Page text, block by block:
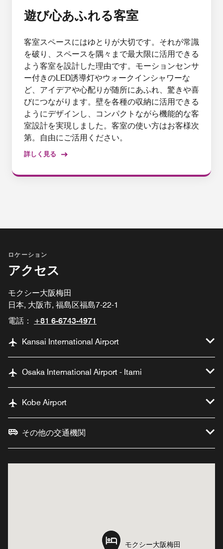
遊び心あふれる客室
客室スペースにはゆとりが大切です。それが常識
を破り、スペースを隅々まで最大限に活用できる
よう客室を設計した理由です。モーションセンサ
ー付きのLED誘導灯やウォークインシャワーな
ど、アイデアや心配りが随所にあふれ、驚きや喜
びにつながります。壁を各種の収納に活用できる
ようにデザインし、コンパクトながら機能的な客
室設計を実現しました。客室の使い方はお客様次
第。自由にご活用ください。
詳しく見る
ロケーション
アクセス
モクシー大阪梅田
日本, 大阪市, 福島区福島7-22-1
電話：
+81 6-6743-4971
Kansai International Airport
Osaka International Airport - Itami
Kobe Airport
その他の交通機関
モクシー大阪梅田
モクシー大阪梅田